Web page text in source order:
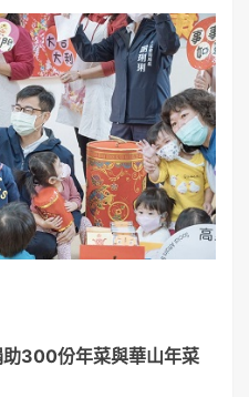
300份年菜與華山年菜